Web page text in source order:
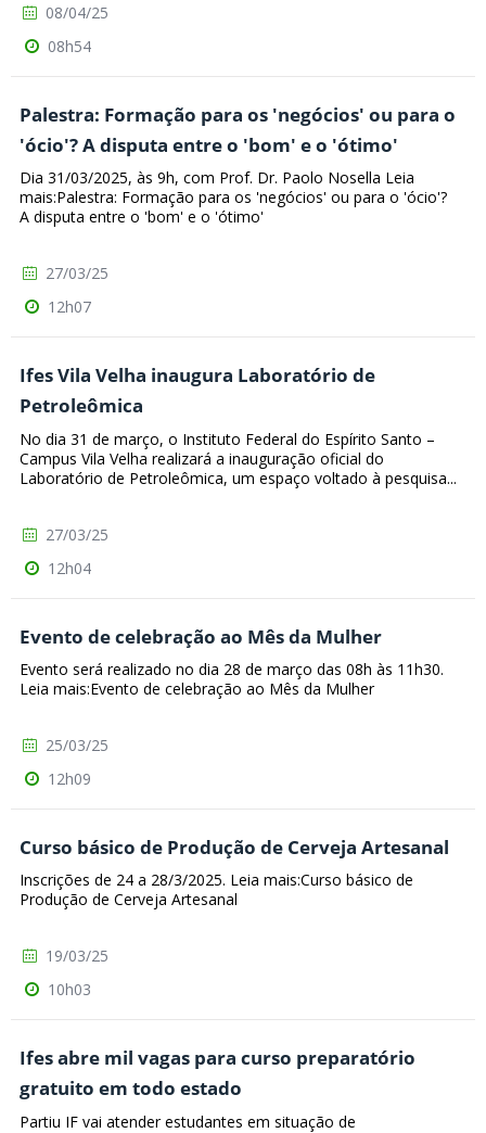
08/04/25
08h54
Palestra: Formação para os 'negócios' ou para o
'ócio'? A disputa entre o 'bom' e o 'ótimo'
Dia 31/03/2025, às 9h, com Prof. Dr. Paolo Nosella Leia
mais:Palestra: Formação para os 'negócios' ou para o 'ócio'?
A disputa entre o 'bom' e o 'ótimo'
27/03/25
12h07
Ifes Vila Velha inaugura Laboratório de
Petroleômica
No dia 31 de março, o Instituto Federal do Espírito Santo –
Campus Vila Velha realizará a inauguração oficial do
Laboratório de Petroleômica, um espaço voltado à pesquisa...
27/03/25
12h04
Evento de celebração ao Mês da Mulher
Evento será realizado no dia 28 de março das 08h às 11h30.
Leia mais:Evento de celebração ao Mês da Mulher
25/03/25
12h09
Curso básico de Produção de Cerveja Artesanal
Inscrições de 24 a 28/3/2025. Leia mais:Curso básico de
Produção de Cerveja Artesanal
19/03/25
10h03
Ifes abre mil vagas para curso preparatório
gratuito em todo estado
Partiu IF vai atender estudantes em situação de